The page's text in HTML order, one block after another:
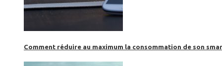
Comment réduire au maximum la consommation de son